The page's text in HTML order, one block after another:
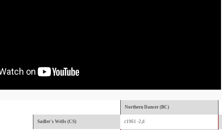
Northern Dancer (BC)
Sadler's Wells (CS) c1961 -2,d